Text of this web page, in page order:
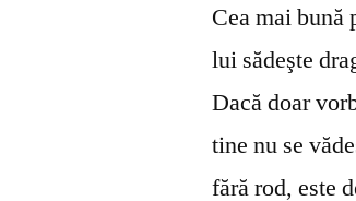
Cea mai bună
lui sădeşte
Dacă doar
tine nu se
fără rod, este